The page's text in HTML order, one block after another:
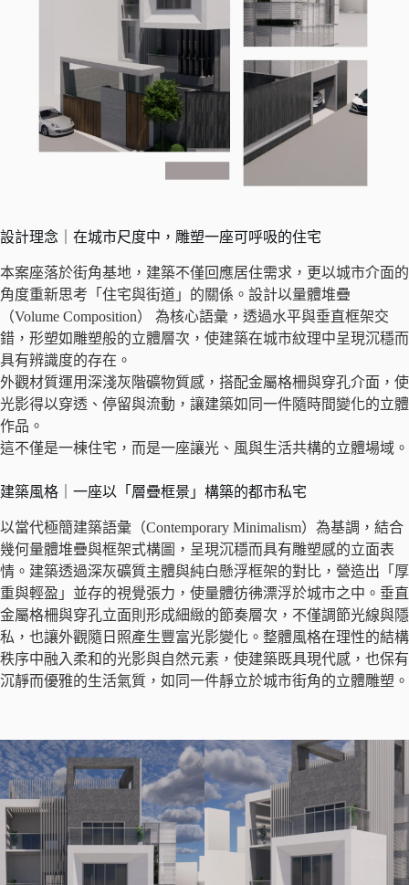
設計理念｜在城市尺度中，雕塑一座可呼吸的住宅
本案座落於街角基地，建築不僅回應居住需求，更以城市介面的
角度重新思考「住宅與街道」的關係。設計以量體堆疊
（Volume Composition） 為核心語彙，透過水平與垂直框架交
錯，形塑如雕塑般的立體層次，使建築在城市紋理中呈現沉穩而
具有辨識度的存在。
外觀材質運用深淺灰階礦物質感，搭配金屬格柵與穿孔介面，使
光影得以穿透、停留與流動，讓建築如同一件隨時間變化的立體
作品。
這不僅是一棟住宅，而是一座讓光、風與生活共構的立體場域。
建築風格｜一座以「層疊框景」構築的都市私宅
以當代極簡建築語彙（Contemporary Minimalism）為基調，結合
幾何量體堆疊與框架式構圖，呈現沉穩而具有雕塑感的立面表
情。建築透過深灰礦質主體與純白懸浮框架的對比，營造出「厚
重與輕盈」並存的視覺張力，使量體彷彿漂浮於城市之中。垂直
金屬格柵與穿孔立面則形成細緻的節奏層次，不僅調節光線與隱
私，也讓外觀隨日照產生豐富光影變化。整體風格在理性的結構
秩序中融入柔和的光影與自然元素，使建築既具現代感，也保有
沉靜而優雅的生活氣質，如同一件靜立於城市街角的立體雕塑。